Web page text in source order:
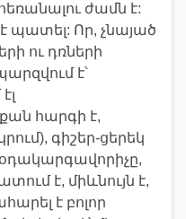
ժամն է:
պատել: Որ, չնայած
ու դռների
է՝
հարգի է,
գիշեր-ցերեկ
է, միևնույն է,
է բոլոր